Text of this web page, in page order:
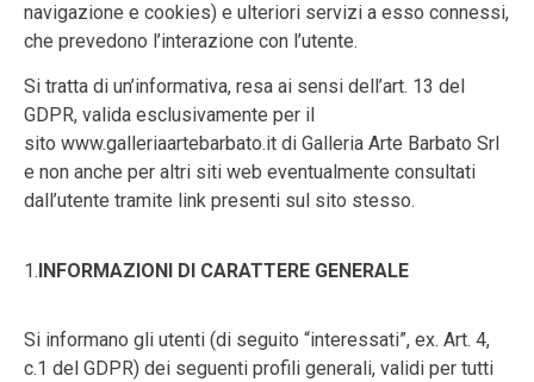
navigazione e cookies) e ulteriori servizi a esso connessi,
che prevedono l’interazione con l’utente.
Si tratta di un’informativa, resa ai sensi dell’art. 13 del
GDPR, valida esclusivamente per il
sito www.galleriaartebarbato.it di Galleria Arte Barbato Srl
e non anche per altri siti web eventualmente consultati
dall’utente tramite link presenti sul sito stesso.
1.INFORMAZIONI DI CARATTERE GENERALE
Si informano gli utenti (di seguito “interessati”, ex. Art. 4,
c.1 del GDPR) dei seguenti profili generali, validi per tutti